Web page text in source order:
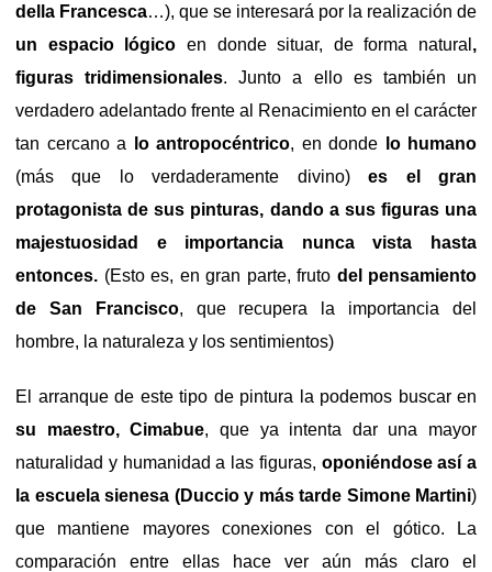
della Francesca…), que se interesará por la realización de
un espacio lógico en donde situar, de forma natural ,
figuras tridimensionales. Junto a ello es también un
verdadero adelantado frente al Renacimiento en el carácter
tan cercano a
lo antropocéntrico, en donde
lo humano
(más que lo verdaderamente divino)es el gran
protagonista de sus pinturas, dando a sus figuras una
majestuosidad e importancia nunca vista hasta
entonces. (Esto es, en gran parte, fruto del pensamiento
de San Francisco, que recupera la importancia del
hombre, la naturaleza y los sentimientos)
El arranque de este tipo de pintura la podemos buscar en
su maestro, Cimabue, que ya intenta dar una mayor
naturalidad y humanidad a las figuras, oponiéndose así a
la escuela sienesa (Duccio y más tarde Simone Martini)
que mantiene mayores conexiones con el gótico. La
comparación entre ellas hace ver aún más claro el